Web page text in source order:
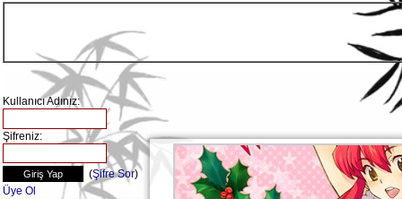
Kullanıcı Adınız:
Şifreniz:
(Şifre Sor)
Üye Ol